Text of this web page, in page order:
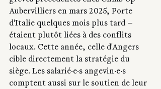
Aubervilliers en mars 2025, Porte
d'Italie quelques mois plus tard —
étaient plutôt liées à des conflits
locaux. Cette année, celle d'Angers
cible directement la stratégie du
siège. Les salarié·e·s angevin·e·s
comptent aussi sur le soutien de leur